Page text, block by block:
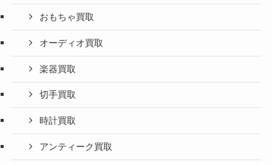
おもちゃ買取
オーディオ買取
楽器買取
切手買取
時計買取
アンティーク買取